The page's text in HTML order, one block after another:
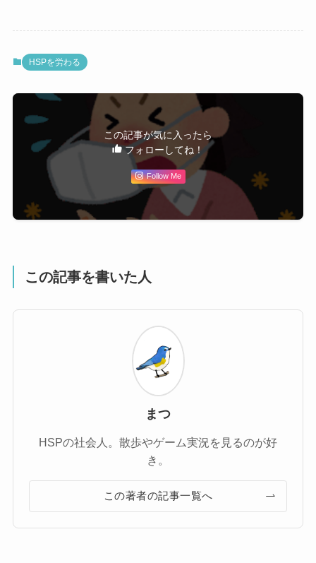
HSPを労わる
この記事が気に入ったら
フォローしてね！
Follow Me
この記事を書いた人
まつ
HSPの社会人。散歩やゲーム実況を見るのが好
き。
この著者の記事一覧へ